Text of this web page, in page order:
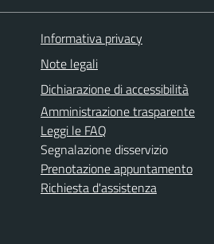
Informativa privacy
Note legali
Dichiarazione di accessibilità
Amministrazione trasparente
Leggi le FAQ
Segnalazione disservizio
Prenotazione appuntamento
Richiesta d'assistenza